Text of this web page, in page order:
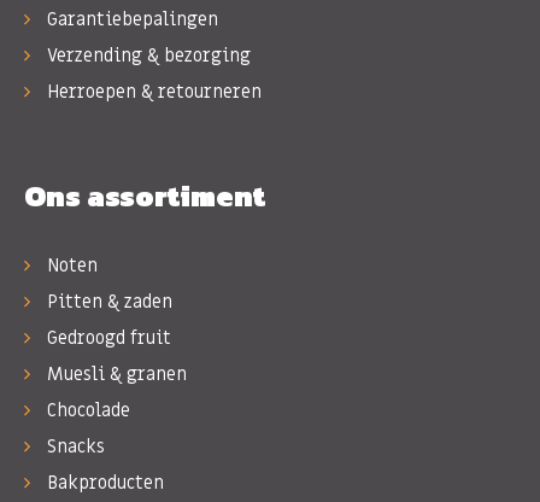
Garantiebepalingen
Verzending & bezorging
Herroepen & retourneren
Ons assortiment
Noten
Pitten & zaden
Gedroogd fruit
Muesli & granen
Chocolade
Snacks
Bakproducten